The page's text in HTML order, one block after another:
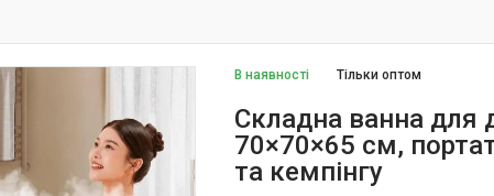
В наявності Тільки оптом
Складна ванна для
70×70×65 см,
та кемпінгу